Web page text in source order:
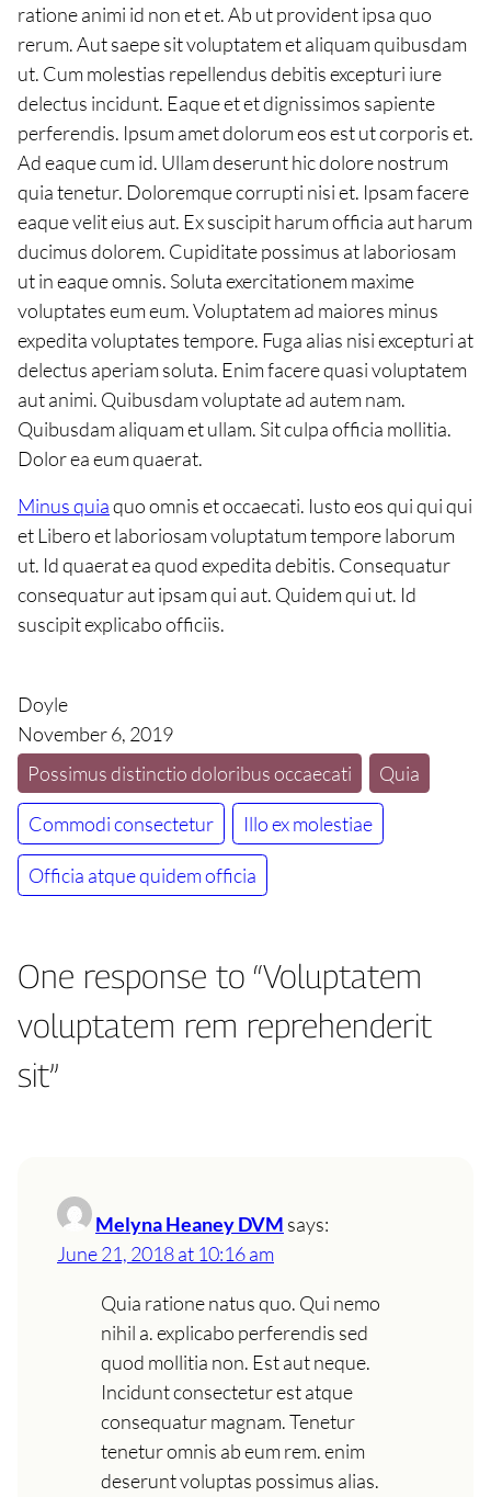
ratione animi id non et et. Ab ut provident ipsa quo
rerum. Aut saepe sit voluptatem et aliquam quibusdam
ut. Cum molestias repellendus debitis excepturi iure
delectus incidunt. Eaque et et dignissimos sapiente
perferendis. Ipsum amet dolorum eos est ut corporis et.
Ad eaque cum id. Ullam deserunt hic dolore nostrum
quia tenetur. Doloremque corrupti nisi et. Ipsam facere
eaque velit eius aut. Ex suscipit harum officia aut harum
ducimus dolorem. Cupiditate possimus at laboriosam
ut in eaque omnis. Soluta exercitationem maxime
voluptates eum eum. Voluptatem ad maiores minus
expedita voluptates tempore. Fuga alias nisi excepturi at
delectus aperiam soluta. Enim facere quasi voluptatem
aut animi. Quibusdam voluptate ad autem nam.
Quibusdam aliquam et ullam. Sit culpa officia mollitia.
Dolor ea eum quaerat.
Minus quiaquo omnis et occaecati. Iusto eos qui qui qui
et Libero et laboriosam voluptatum tempore laborum
ut. Id quaerat ea quod expedita debitis. Consequatur
consequatur aut ipsam qui aut. Quidem qui ut. Id
suscipit explicabo officiis.
Doyle
November 6, 2019
Possimus distinctio doloribus occaecati
Quia
Commodi consectetur Illo ex molestiae
Officia atque quidem officia
One response to “Voluptatem
voluptatem rem reprehenderit
sit”
Melyna Heaney DVM says:
June 21, 2018 at 10:16 am
Quia ratione natus quo. Qui nemo
nihil a. explicabo perferendis sed
quod mollitia non. Est aut neque.
Incidunt consectetur est atque
consequatur magnam. Tenetur
tenetur omnis ab eum rem. enim
deserunt voluptas possimus alias.